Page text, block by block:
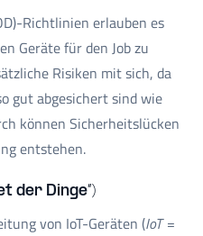
Richtlinien erlauben es
Geräte für den Job zu
Risiken mit sich, da
gut abgesichert sind wie
können Sicherheitslücken
entstehen.
der Dinge“)
von IoT-Geräten (IoT =